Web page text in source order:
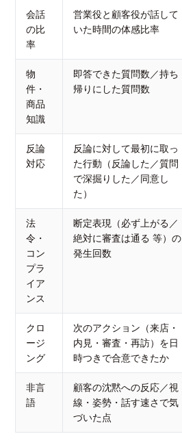
会話
の比
率
営業役と顧客役が話して
いた時間の体感比率
物
件・
商品
知識
即答できた質問数／持ち
帰りにした質問数
反論
対応
反論に対して最初に取っ
た行動（反論した／質問
で深掘りした／同意し
た）
法
令・
コン
プラ
イア
ンス
断定表現（必ず上がる／
絶対に審査は通る 等）の
発生回数
クロ
ージ
ング
次のアクション（来店・
内見・審査・再訪）を日
時つきで合意できたか
非言
語
顧客の沈黙への反応／視
線・姿勢・話す速さで気
づいた点